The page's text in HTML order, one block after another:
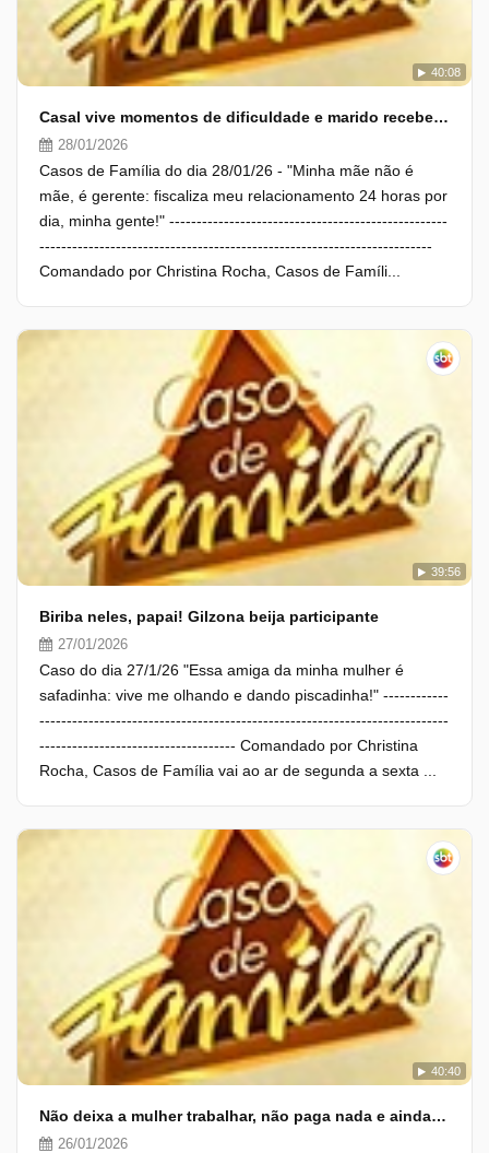
40:08
Casal vive momentos de dificuldade e marido recebe proposta de mudança de vida!
28/01/2026
Casos de Família do dia 28/01/26 - "Minha mãe não é
mãe, é gerente: fiscaliza meu relacionamento 24 horas por
dia, minha gente!" ---------------------------------------------------
------------------------------------------------------------------------
Comandado por Christina Rocha, Casos de Famíli...
39:56
Biriba neles, papai! Gilzona beija participante
27/01/2026
Caso do dia 27/1/26 "Essa amiga da minha mulher é
safadinha: vive me olhando e dando piscadinha!" ------------
---------------------------------------------------------------------------
------------------------------------ Comandado por Christina
Rocha, Casos de Família vai ao ar de segunda a sexta ...
40:40
Não deixa a mulher trabalhar, não paga nada e ainda se diz "o homem da casa"
26/01/2026